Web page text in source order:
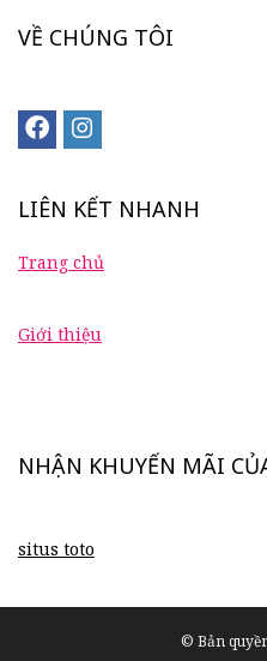
VỀ CHÚNG TÔI
LIÊN KẾT NHANH
Trang chủ
Giới thiệu
NHẬN KHUYẾN MÃI
situs toto
© Bản